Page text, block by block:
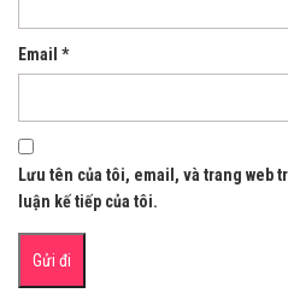
Email *
Lưu tên của tôi, email, và trang web
luận kế tiếp của tôi.